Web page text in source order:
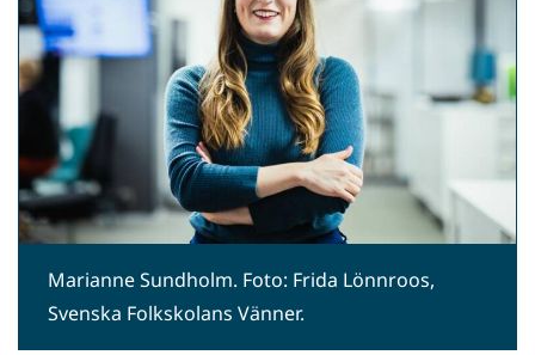
Marianne Sundholm. Foto: Frida Lönnroos,
Svenska Folkskolans Vänner.